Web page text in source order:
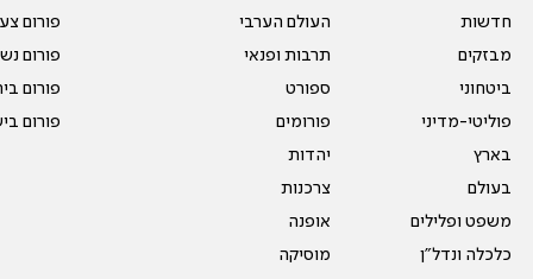
חדשות
מבזקים
ביטחוני
פוליטי-מדיני
בארץ
בעולם
משפט ופלילים
כלכלה ונדל"ן
העולם הערבי
תרבות ופנאי
ספורט
פורומים
יהדות
צרכנות
אופנה
מוסיקה
פורום
פורום
פורום
פורום